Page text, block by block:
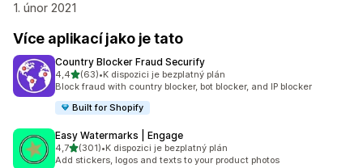
1. únor 2021
Více aplikací jako je tato
Country Blocker Fraud Securify
4,4z 5 hvězd
(63)
Celkový počet recenzí: 63
•K dispozici je bezplatný plán
Block fraud with country blocker, bot blocker, and IP blocker
Built for Shopify
Easy Watermarks | Engage
4,7z 5 hvězd
(301)
Celkový počet recenzí: 301
•K dispozici je bezplatný plán
Add stickers, logos and texts to your product photos